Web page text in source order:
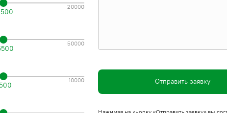
20000
50000
10000 Отправить заявку